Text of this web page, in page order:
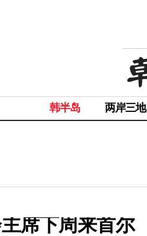
韩半岛 两岸三地
席下周来首尔